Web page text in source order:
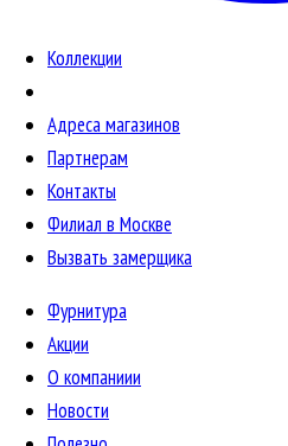
Коллекции
Адреса магазинов
Партнерам
Контакты
Филиал в Москве
Вызвать замерщика
Фурнитура
Акции
О компаниии
Новости